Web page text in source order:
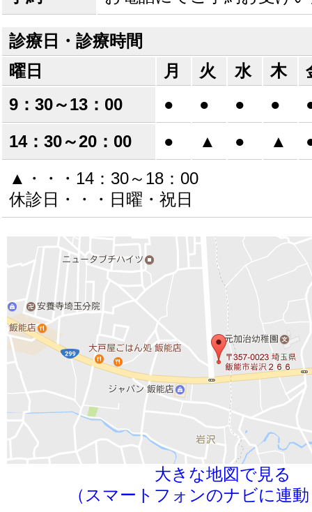
診療日・診療時間
曜日
月 火 水 木
9：30～13：00
● ● ● ●
14：30～20：00
● ▲ ● ▲
▲・・・14：30～18：00
休診日・・・日曜・祝日
大きな地図で見る
（スマートフォンのナビに連